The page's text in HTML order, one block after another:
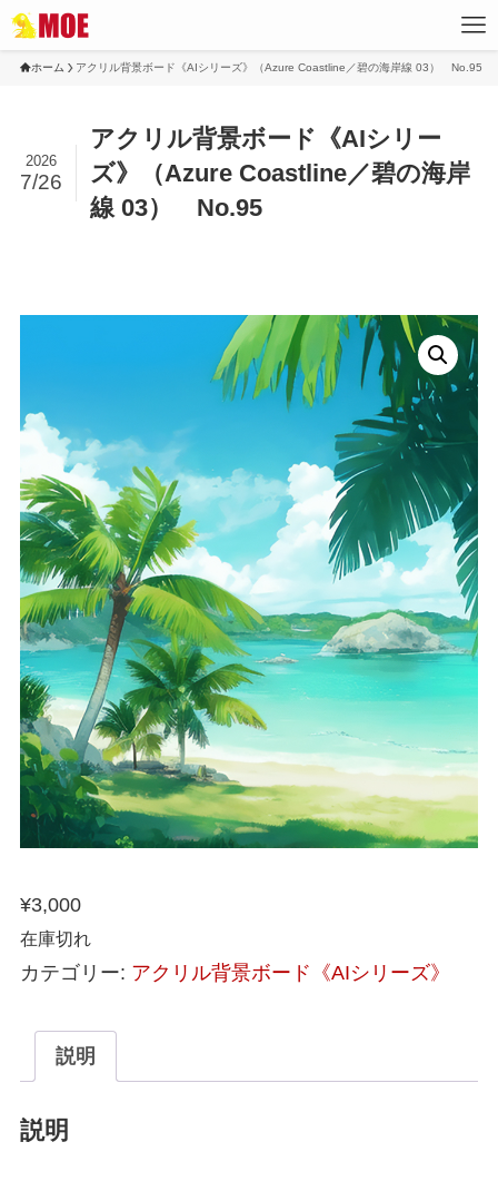
ホーム アクリル背景ボード《AIシリーズ》（Azure Coastline／碧の海岸線 03） No.95
アクリル背景ボード《AIシリー
ズ》（Azure Coastline／碧の海岸
線 03） No.95
2026
7/26
¥3,000
在庫切れ
カテゴリー: アクリル背景ボード《AIシリーズ》
説明
説明